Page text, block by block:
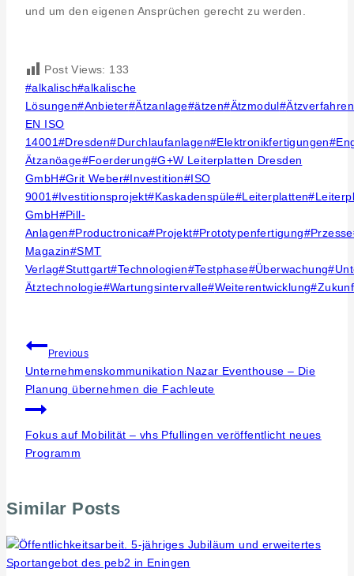
und um den eigenen Ansprüchen gerecht zu werden.
Post Views: 133
Post
Tags:
#alkalisch#alkalische
Lösungen#Anbieter#Ätzanlage#ätzen#Ätzmodul#Ätzverfahren
EN ISO
14001#Dresden#Durchlaufanlagen#Elektronikfertigungen#
Ätzanöage#Foerderung#G+W Leiterplatten Dresden
GmbH#Grit Weber#Investition#ISO
9001 #Ivestitionsprojekt#Kaskadenspüle#Leiterplatten#
GmbH#Pill-
Anlagen#Productronica#Projekt#Prototypenfertigung#Przesse
Magazin#SMT
Verlag#Stuttgart#Technologien#Testphase#Überwachung#
Ätztechnologie#Wartungsintervalle#Weiterentwicklung#
Beitragsnavigation
Previous
Unternehmenskommunikation Nazar Eventhouse – Die
Planung übernehmen die Fachleute
Fokus auf Mobilität – vhs Pfullingen veröffentlicht neues
Programm
Similar Posts